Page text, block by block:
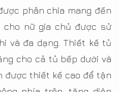
phân chia mang đến
nữ gia chủ được sử
và đa dạng. Thiết kế tủ
cho cả tủ bếp dưới và
được thiết kế cao để tận